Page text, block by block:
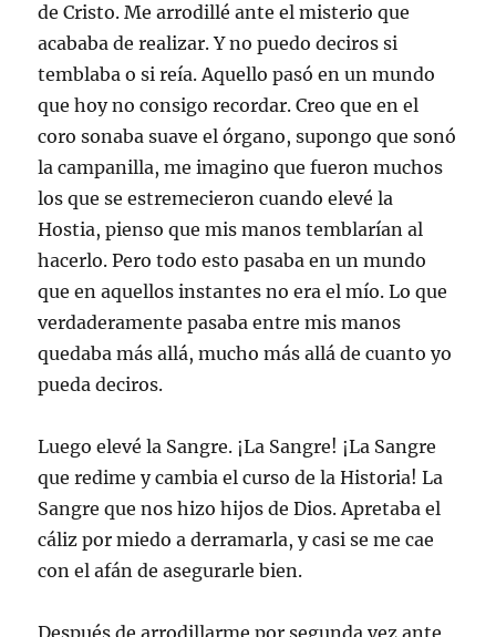
de Cristo. Me arrodillé ante el misterio que
acababa de realizar. Y no puedo deciros si
temblaba o si reía. Aquello pasó en un mundo
que hoy no consigo recordar. Creo que en el
coro sonaba suave el órgano, supongo que sonó
la campanilla, me imagino que fueron muchos
los que se estremecieron cuando elevé la
Hostia, pienso que mis manos temblarían al
hacerlo. Pero todo esto pasaba en un mundo
que en aquellos instantes no era el mío. Lo que
verdaderamente pasaba entre mis manos
quedaba más allá, mucho más allá de cuanto yo
pueda deciros.
Luego elevé la Sangre. ¡La Sangre! ¡La Sangre
que redime y cambia el curso de la Historia! La
Sangre que nos hizo hijos de Dios. Apretaba el
cáliz por miedo a derramarla, y casi se me cae
con el afán de asegurarle bien.
Después de arrodillarme por segunda vez ante